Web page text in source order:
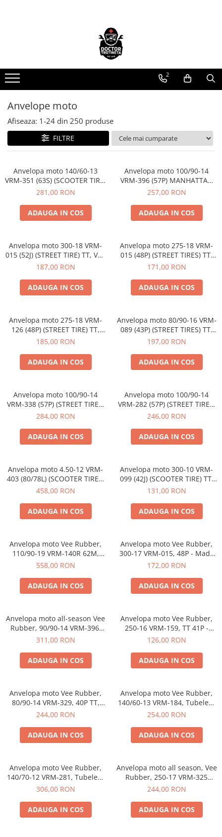
https://www.doctortrotineta.ro/electrica
Display
Controller
Motoare
Cabluri
BMS
Acumulatori
Kit complet
Contact cu cheie
https://www.doctortrotineta.ro/frane
Discuri frana
Placute de frana
Manete de frana
https://www.doctortrotineta.ro/lumini
Stop trotineta
https://www.doctortrotineta.ro/cadru
Cricuri trotineta
Suruburi
Suspensie
https://www.doctortrotineta.ro/camere-
https://www.doctortrotineta.ro/cauciucuri-
trotinete-electrice
cu-camera
cauciucuri-bicicleta
Camere bicicleta
2
Anvelope moto
Afiseaza: 1-24 din 250 produse
FILTRE
Anvelopa moto 140/60-13
VRM-351 (63S) (SCOOTER TIRE,
SNOW) TBL, Vee Rubber,
281,00 RON
ADAUGA IN COS
Anvelopa moto 100/90-14
VRM-396 (57P) MANHATTAN
(STREET TIRE) TBL, Vee
257,00 RON
ADAUGA IN COS
Anvelopa moto 300-18 VRM-
015 (52J) (STREET TIRE) TT, Vee
Rubber, Made in Thailand
187,00 RON
ADAUGA IN COS
Anvelopa moto 275-18 VRM-
015 (48P) (STREET TIRES) TT,
Vee Rubber, Made in Thailand
171,00 RON
ADAUGA IN COS
Anvelopa moto 275-18 VRM-
126 (48P) (STREET TIRE) TT,
Vee Rubber, Made in Thailand
185,00 RON
ADAUGA IN COS
Anvelopa moto 80/90-16 VRM-
089 (43P) (STREET TIRES) TT,
Vee Rubber, Made in Thailand
197,00 RON
ADAUGA IN COS
Anvelopa moto 100/90-14
VRM-338 (57P) (STREET TIRES)
TBL, Vee Ruuber, Made in
284,00 RON
ADAUGA IN COS
Anvelopa moto 100/90-14
VRM-282 (57P) (STREET TIRES)
TBL, Vee Rubber, Made in
246,00 RON
ADAUGA IN COS
Anvelopa moto 4.50-12 VRM-
403 (80/78L) (SCOOTER TIRES)
TT, Vee Rubber, Made in
458,00 RON
ADAUGA IN COS
Anvelopa moto 300-10 VRM-
099 (42J) (SCOOTER TIRE) TT,
Vee Rubber, Made in Thailand
131,00 RON
ADAUGA IN COS
Anvelopa moto Vee Rubber,
110/90-19 VRM-140R 62M,
Compus special, Enduro, Off-
558,00 RON
ADAUGA IN COS
Anvelopa moto Vee Rubber,
300-17 VRM-015, 48P - Made
in Thailanda
172,00 RON
ADAUGA IN COS
Anvelopa moto all-season Vee
Rubber, 90/90-14 VRM-396,
Tubeless 46P, MANHATTAN -
311,00 RON
ADAUGA IN COS
Anvelopa moto Vee Rubber,
250-16 VRM-159, TT 41P -
Made in Thailanda
126,00 RON
ADAUGA IN COS
Anvelopa moto Vee Rubber,
80/90-14 VRM-329, 40P TT,
Gekko Star - Made in
244,00 RON
ADAUGA IN COS
Anvelopa moto Vee Rubber,
140/60-13 VRM-184, Tubeless
57L, Maxi Scooter - Made in
254,00 RON
ADAUGA IN COS
Anvelopa moto Vee Rubber,
140/70-12 VRM-281, Tubeless
65S, Maxi Scooter - Made in
306,00 RON
ADAUGA IN COS
Anvelopa moto all season, Vee
Rubber, 250-17 VRM-325
STUD LESS, TT 38P - Made in
244,00 RON
ADAUGA IN COS